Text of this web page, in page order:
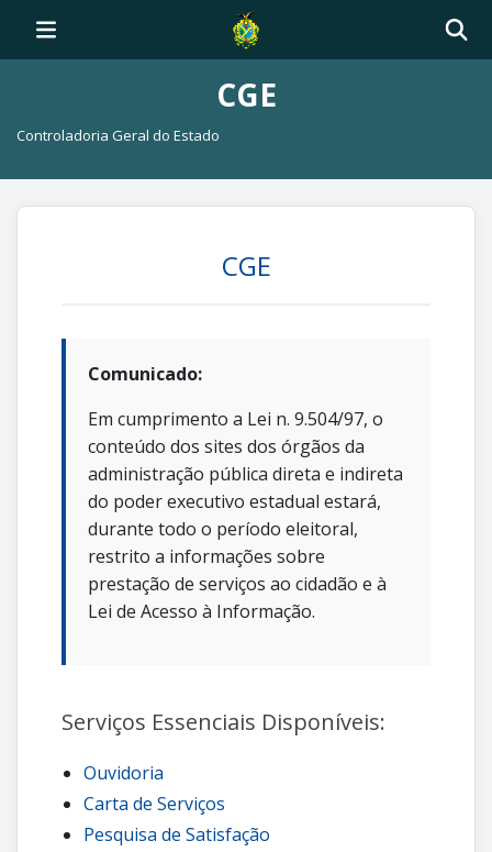
CGE
Controladoria Geral do Estado
CGE
Comunicado:
Em cumprimento a Lei n. 9.504/97, o
conteúdo dos sites dos órgãos da
administração pública direta e indireta
do poder executivo estadual estará,
durante todo o período eleitoral,
restrito a informações sobre
prestação de serviços ao cidadão e à
Lei de Acesso à Informação.
Serviços Essenciais Disponíveis:
Ouvidoria
Carta de Serviços
Pesquisa de Satisfação